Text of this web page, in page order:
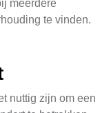
meerdere
te vinden.
nuttig zijn om een